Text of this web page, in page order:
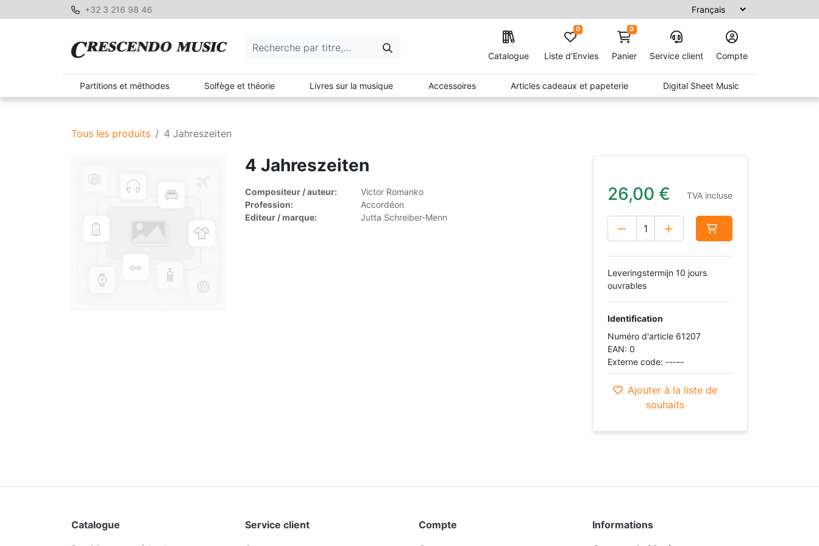
+32 3 216 98 46
Catalogue Liste d'Envies
0 0
Panier Service client Compte
Partitions et méthodes Solfège et théorie Livres sur la musique Accessoires Articles cadeaux et papeterie Digital Sheet Music
Tous les produits 4 Jahreszeiten
4 Jahreszeiten
Compositeur / auteur:
Victor Romanko
Profession:
Accordéon
Editeur / marque:
Jutta Schreiber-Menn
26,00 € TVA incluse
Leveringstermijn 10 jours
ouvrables
Identification
Numéro d'article 61207
EAN: 0
Externe code: -----
Ajouter à la liste de
souhaits
Catalogue
Service client
Compte
Informations